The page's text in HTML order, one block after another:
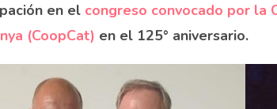
en el congreso convocado por la
(CoopCat) en el 125° aniversario.